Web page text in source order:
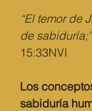
“El temor de
de sabiduría;”
15:33NVI
Los
sabiduría